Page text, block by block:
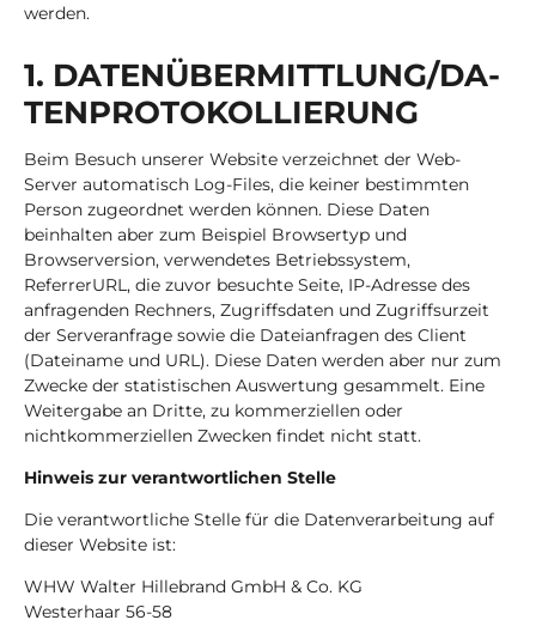
werden.
1. DA­TEN­ÜBER­MITT­LUNG/DA­
TEN­PRO­TO­KOL­LIE­RUNG
Beim Besuch unserer Website verzeichnet der Web-
Server automatisch Log-Files, die keiner bestimmten
Person zugeordnet werden können. Diese Daten
beinhalten aber zum Beispiel Browsertyp und
Browserversion, verwendetes Betriebssystem,
ReferrerURL, die zuvor besuchte Seite, IP-Adresse des
anfragenden Rechners, Zugriffsdaten und Zugriffsurzeit
der Serveranfrage sowie die Dateianfragen des Client
(Dateiname und URL). Diese Daten werden aber nur zum
Zwecke der statistischen Auswertung gesammelt. Eine
Weitergabe an Dritte, zu kommerziellen oder
nichtkommerziellen Zwecken findet nicht statt.
Hinweis zur verantwortlichen Stelle
Die verantwortliche Stelle für die Datenverarbeitung auf
dieser Website ist:
WHW Walter Hillebrand GmbH & Co. KG
Westerhaar 56-58